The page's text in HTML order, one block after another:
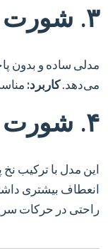
۳. شورت اسلیپ
مدلی ساده و بدون
می‌دهد.کاربرد:
۴. شورت اسپرت لاکرا‌دار
این مدل با ترکیب نخ
انعطاف بیشتری
راحتی در حرکات